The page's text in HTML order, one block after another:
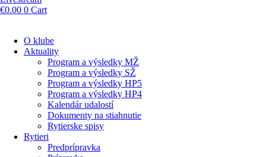
€0.00 0 Cart
O klube
Aktuality
Program a výsledky MŽ
Program a výsledky SŽ
Program a výsledky HP5
Program a výsledky HP4
Kalendár udalostí
Dokumenty na stiahnutie
Rytierske spisy
Rytieri
Predprípravka